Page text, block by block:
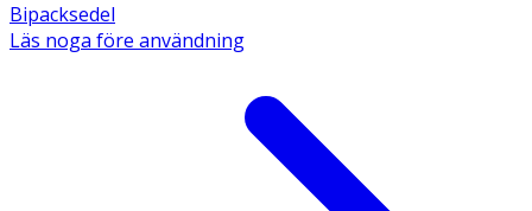
Bipacksedel
Läs noga före användning